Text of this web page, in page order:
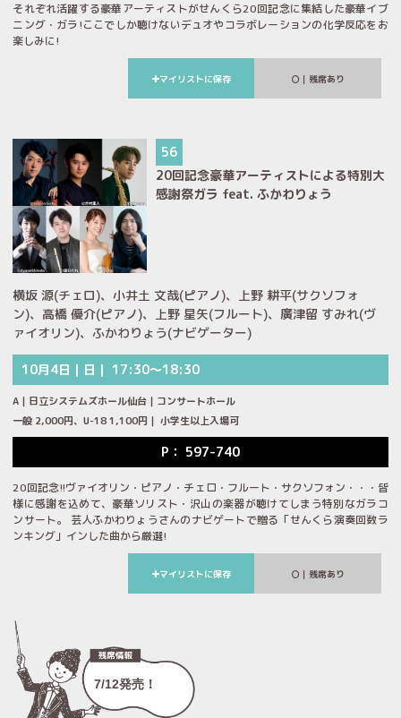
それぞれ活躍する豪華アーティストがせんくら20回記念に集結した豪華イブ
ニング・ガラ!ここでしか聴けないデュオやコラボレーションの化学反応をお
楽しみに!
マイリストに保存 ｜残席あり
56
20回記念豪華アーティストによる特別大
感謝祭ガラ feat. ふかわりょう
横坂 源(チェロ)、小井土 文哉(ピアノ)、上野 耕平(サクソフォ
ン)、高橋 優介(ピアノ)、上野 星矢(フルート)、廣津留 すみれ(ヴ
ァイオリン)、ふかわりょう(ナビゲーター)
10月4日｜日｜ 17:30～18:30
A｜日立システムズホール仙台｜コンサートホール
一般 2,000円、U-18 1,100円｜ 小学生以上入場可
P： 597-740
20回記念!!ヴァイオリン・ピアノ・チェロ・フルート・サクソフォン・・・皆
様に感謝を込めて、豪華ソリスト・沢山の楽器が聴けてしまう特別なガラコ
ンサート。 芸人ふかわりょうさんのナビゲートで贈る「せんくら演奏回数ラ
ンキング」インした曲から厳選!
マイリストに保存 ｜残席あり
7/12発売！